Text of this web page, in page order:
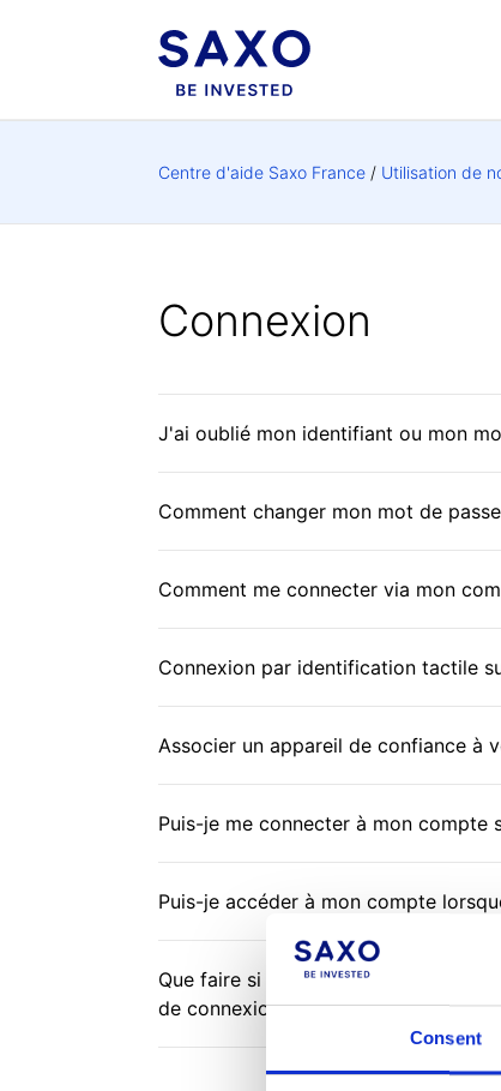
Consent
Centre d'aide Saxo France Utilisation de
Connexion
J'ai oublié mon identifiant ou mon
Comment changer mon mot de
Comment me connecter via mon
Connexion par identification tactile
Associer un appareil de confiance à
Puis-je me connecter à mon compte
Puis-je accéder à mon compte
Que faire si vous recevez le
de connexion ?